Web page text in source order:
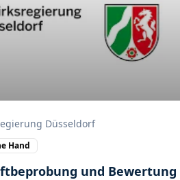
Düsseldorf
Hand
und Bewertung